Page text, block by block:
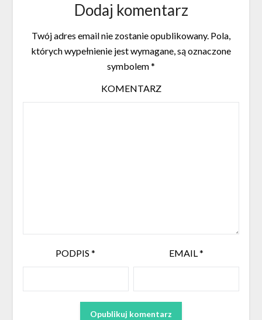
Dodaj komentarz
Twój adres email nie zostanie opublikowany. Pola,
których wypełnienie jest wymagane, są oznaczone
symbolem*
KOMENTARZ
PODPIS* EMAIL*